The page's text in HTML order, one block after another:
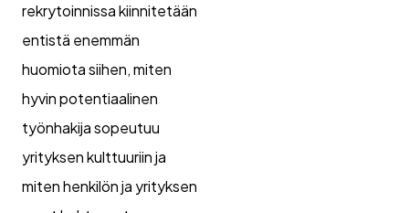
rekrytoinnissa kiinnitetään
entistä enemmän
huomiota siihen, miten
hyvin potentiaalinen
työnhakija sopeutuu
yrityksen kulttuuriin ja
miten henkilön ja yrityksen